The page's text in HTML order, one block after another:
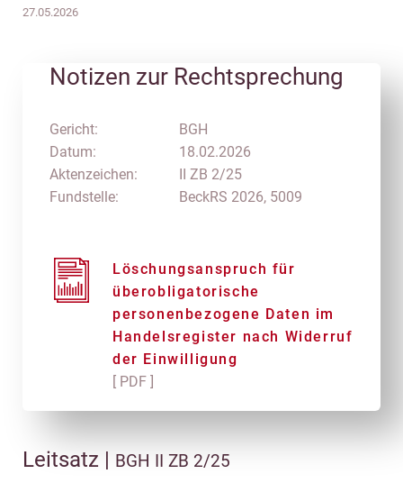
27.05.2026
Notizen zur Rechtsprechung
Gericht:
Datum:
Aktenzeichen:
Fundstelle:
BGH
18.02.2026
II ZB 2/25
BeckRS 2026, 5009
Löschungsanspruch für
überobligatorische
personenbezogene Daten im
Handelsregister nach Widerruf
der Einwilligung
[ PDF ]
Leitsatz | BGH II ZB 2/25